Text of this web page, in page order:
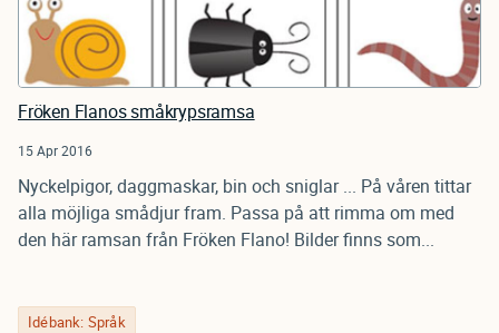
Fröken Flanos småkrypsramsa
15 Apr 2016
Nyckelpigor, daggmaskar, bin och sniglar ... På våren tittar
alla möjliga smådjur fram. Passa på att rimma om med
den här ramsan från Fröken Flano! Bilder finns som...
Idébank: Språk